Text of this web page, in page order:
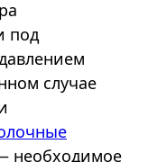
под
случае
необходимое